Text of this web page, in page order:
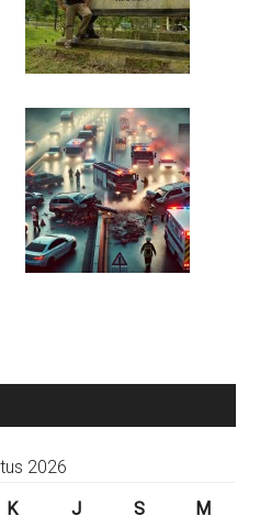
2026
K J S M